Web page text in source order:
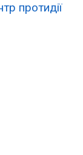
протидії